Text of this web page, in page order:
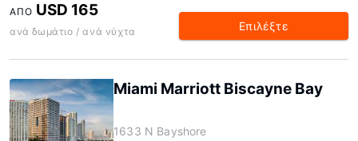
ΑΠΌ USD 165
ανά δωμάτιο / ανά νύχτα Επιλέξτε
Miami Marriott Biscayne Bay
1633 N Bayshore